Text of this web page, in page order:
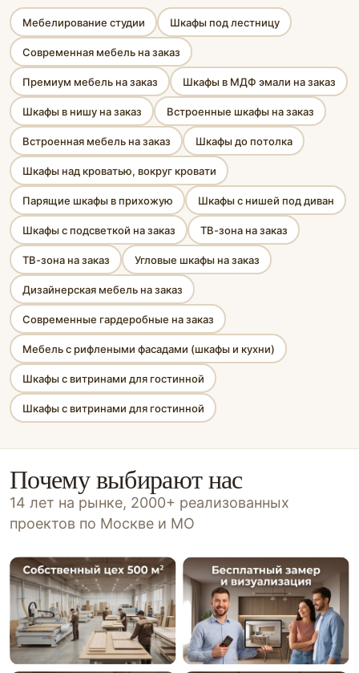
Мебелирование студии Шкафы под лестницу
Современная мебель на заказ
Премиум мебель на заказ Шкафы в МДФ эмали на заказ
Шкафы в нишу на заказ Встроенные шкафы на заказ
Встроенная мебель на заказ Шкафы до потолка
Шкафы над кроватью, вокруг кровати
Парящие шкафы в прихожую Шкафы с нишей под диван
Шкафы с подсветкой на заказ ТВ-зона на заказ
ТВ-зона на заказ Угловые шкафы на заказ
Дизайнерская мебель на заказ
Современные гардеробные на заказ
Мебель с рифлеными фасадами (шкафы и кухни)
Шкафы с витринами для гостинной
Шкафы с витринами для гостинной
Почему выбирают нас
14 лет на рынке, 2000+ реализованных
проектов по Москве и МО